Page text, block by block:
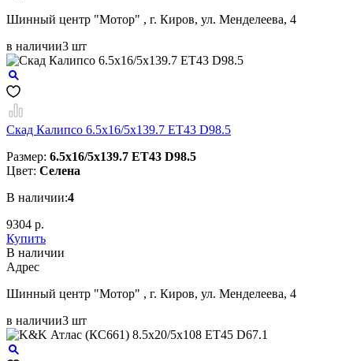
Шинный центр "Мотор" , г. Киров, ул. Менделеева, 4
в наличии3 шт
Скад Калипсо 6.5x16/5x139.7 ET43 D98.5
Размер: 6.5x16/5x139.7 ET43 D98.5
Цвет: Селена
В наличии:4
9304 р.
Купить
В наличии
Aдрес
Шинный центр "Мотор" , г. Киров, ул. Менделеева, 4
в наличии3 шт